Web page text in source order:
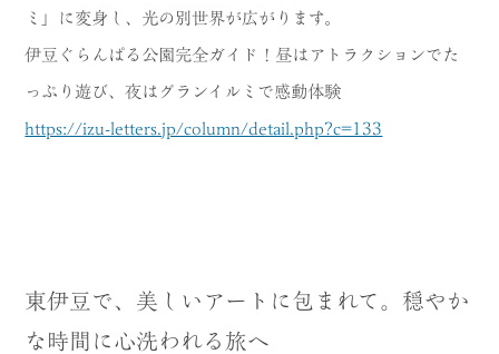
ミ」に変身し、光の別世界が広がります。
伊豆ぐらんぱる公園完全ガイド！昼はアトラクションでた
っぷり遊び、夜はグランイルミで感動体験
https://izu-letters.jp/column/detail.php?c=133
東伊豆で、美しいアートに包まれて。穏やか
な時間に心洗われる旅へ